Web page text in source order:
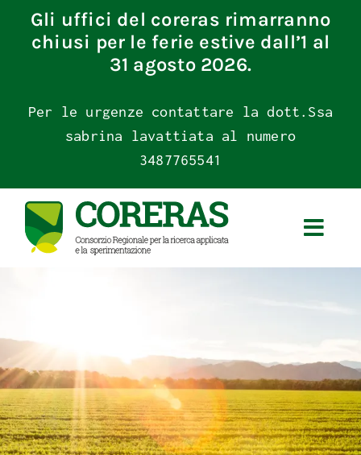
content
Gli uffici del coreras rimarranno
chiusi per le ferie estive dall’1 al
31 agosto 2026.
Per le urgenze contattare la dott.Ssa
sabrina lavattiata al numero
3487765541